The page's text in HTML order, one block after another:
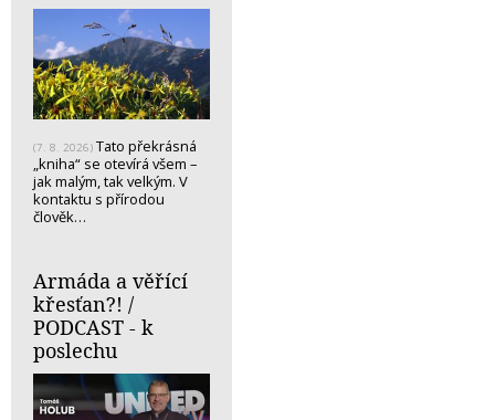
(7. 8. 2026) Tato překrásná
„kniha“ se otevírá všem –
jak malým, tak velkým. V
kontaktu s přírodou
člověk…
Armáda a věřící
křesťan?! /
PODCAST - k
poslechu